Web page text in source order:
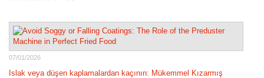
07/01/2026
Islak veya düşen kaplamalardan kaçının: Mükemmel Kızarmış